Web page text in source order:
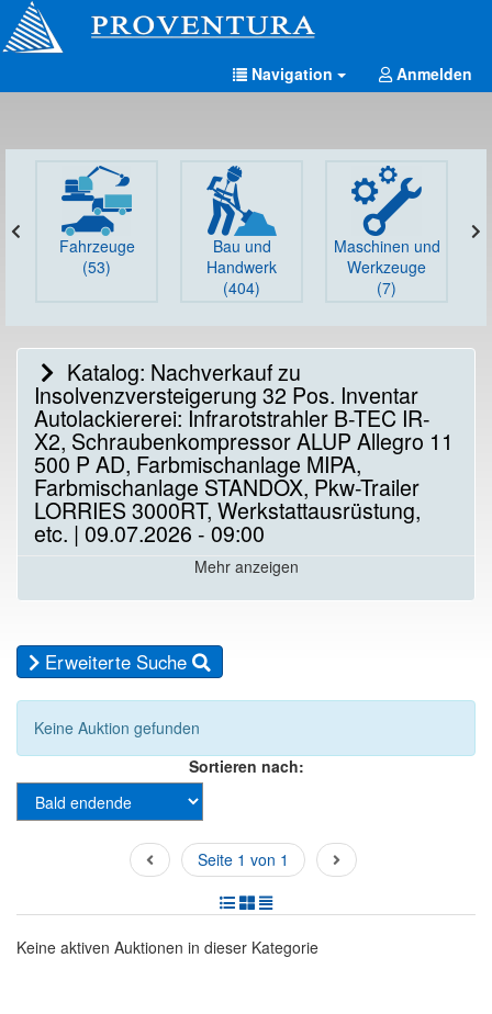
Navigation Anmelden
Fahrzeuge
(53)
Bau und
Handwerk
(404)
Maschinen und
Werkzeuge
(7)
Katalog: Nachverkauf zu
Insolvenzversteigerung 32 Pos. Inventar
Autolackiererei: Infrarotstrahler B-TEC IR-
X2, Schraubenkompressor ALUP Allegro 11
500 P AD, Farbmischanlage MIPA,
Farbmischanlage STANDOX, Pkw-Trailer
LORRIES 3000RT, Werkstattausrüstung,
etc. | 09.07.2026 - 09:00
Mehr anzeigen
Erweiterte Suche
Keine Auktion gefunden
Sortieren nach:
Seite 1 von 1
Keine aktiven Auktionen in dieser Kategorie